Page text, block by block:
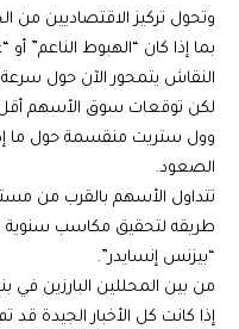
وتحول تركيز الاقتصاديين من
بما إذا كان “الهبوط الناعم” أو
النقاش يتمحور الآن حول
لكن توقعات سوق الأسهم أقل
وول ستريت منقسمة حول ما
الصعود.
“بيزنس إنسايدر”.
من بين المحللين البارزين
إذا كانت كل الأخبار الجيدة قد